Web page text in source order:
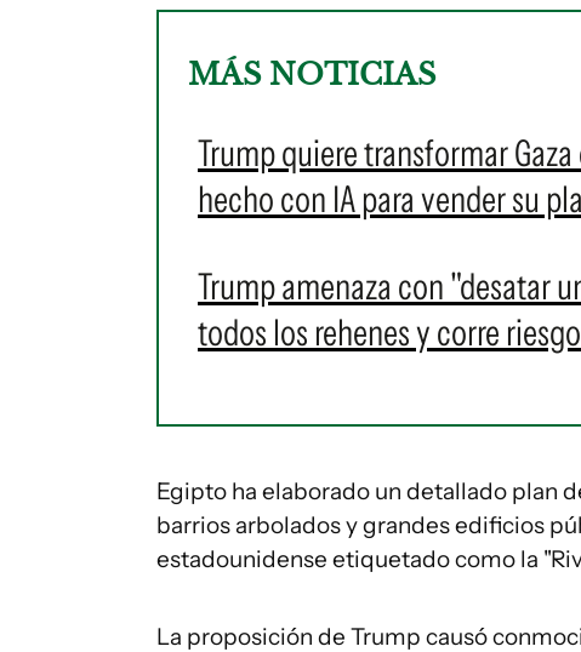
MÁS NOTICIAS
Trump quiere transformar
hecho con IA para vender su
Trump amenaza con "desatar
todos los rehenes y corre
Egipto ha elaborado un detallado plan
barrios arbolados y grandes edificios
estadounidense etiquetado como la
La proposición de Trump causó